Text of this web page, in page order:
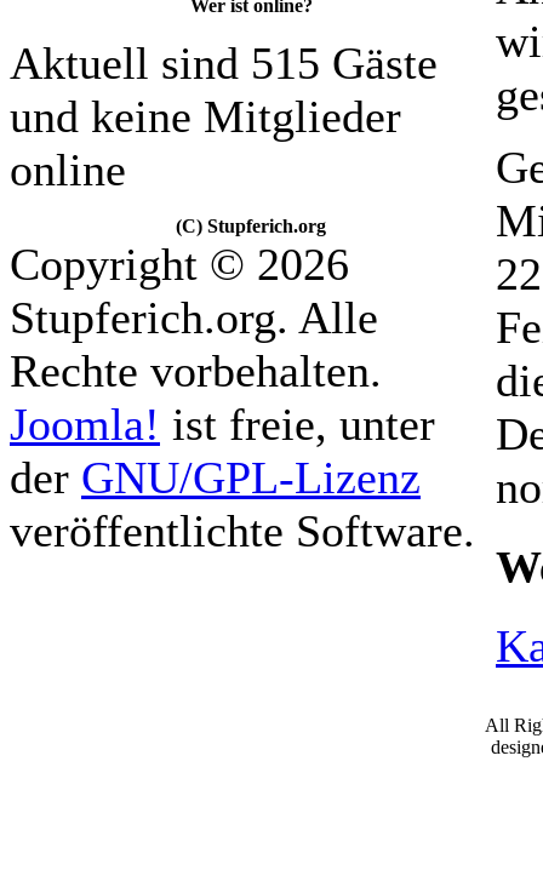
Wer ist online?
Aktuell sind 515 Gäste
und keine Mitglieder
online
(C) Stupferich.org
Copyright © 2026
Stupferich.org. Alle
Rechte vorbehalten.
Joomla! ist freie, unter
der GNU/GPL-Lizenz
veröffentlichte Software.
All